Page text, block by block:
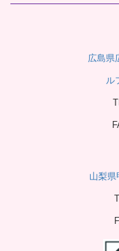
広島県
ル
山梨県